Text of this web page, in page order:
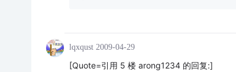
lqxqust 2009-04-29
[Quote=引用 5 楼 arong1234 的回复:]